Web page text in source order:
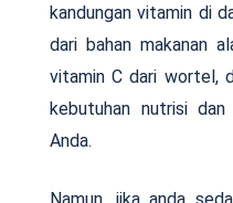
kandungan vitamin di
dari bahan makanan
vitamin C dari wortel,
kebutuhan nutrisi
Anda.